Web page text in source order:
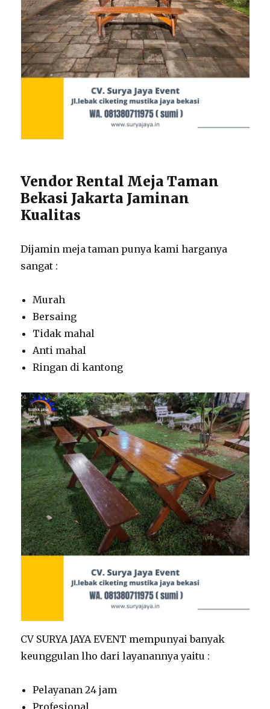
Vendor Rental Meja Taman
Bekasi Jakarta Jaminan
Kualitas
Dijamin meja taman punya kami harganya
sangat :
Murah
Bersaing
Tidak mahal
Anti mahal
Ringan di kantong
CV SURYA JAYA EVENT mempunyai banyak
keunggulan lho dari layanannya yaitu :
Pelayanan 24 jam